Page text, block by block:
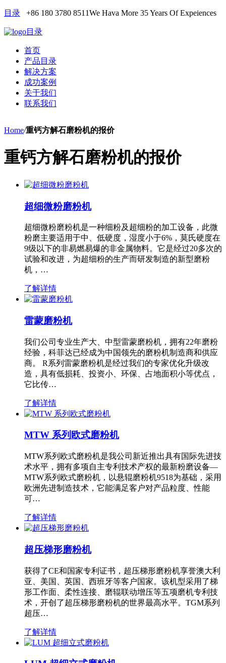
目录 +86 180 3780 8511We Hava More 35 Years Of Expeiences
目录
首页
产品目录
解决方案
成功案例
关于我们
联系我们
Home/重钙方解石磨粉机的报价
重钙方解石磨粉机的报价
超细微粉磨粉机
超细微粉磨粉机是一种细粉及超细粉的加工设备，此微
粉磨主要适用于中、低硬度，湿度小于6%，莫氏硬度在
9级以下的非易燃易爆的非金属物料。它是经过20多次的
试验和改进，为超细粉的生产而研发制造的新型磨粉
机，…
了解详情
雷蒙磨粉机
我们公司专业生产大、中型雷蒙磨粉机，拥有22年磨粉
经验，科菲达已经成为中国领先的磨粉机制造商和供应
商。 R系列雷蒙磨粉机是经过我们的专家优化升级改
造，具有低损耗、投资小、环保、占地面积小等优点，
它比传…
了解详情
MTW 系列欧式磨粉机
MTW系列欧式磨粉机是我公司新近推出具有国际先进技
术水平，拥有多项自主专利技术产权的最新粉磨设备—
MTW系列欧式磨粉机，以悬辊磨粉机9518为基础，采用
欧洲先进制造技术，它能满足客户对产品粒度、性能
可…
了解详情
超压梯形磨粉机
获得了CE和国家专利证书，超压梯形磨粉机享誉澳大利
亚、美国、英国、西班牙等客户国家。该机型采用了梯
形工作面、柔性连接、磨辊联动增压等五项磨机专利技
术，开创了超压梯形磨粉机的世界最高水平。TGM系列
超压…
了解详情